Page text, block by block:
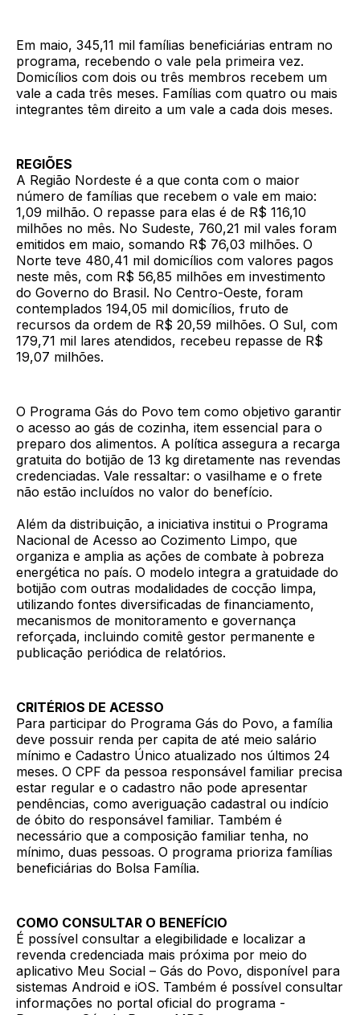
Em maio, 345,11 mil famílias beneficiárias entram no
programa, recebendo o vale pela primeira vez.
Domicílios com dois ou três membros recebem um
vale a cada três meses. Famílias com quatro ou mais
integrantes têm direito a um vale a cada dois meses.
REGIÕES
A Região Nordeste é a que conta com o maior
número de famílias que recebem o vale em maio:
1,09 milhão. O repasse para elas é de R$ 116,10
milhões no mês. No Sudeste, 760,21 mil vales foram
emitidos em maio, somando R$ 76,03 milhões. O
Norte teve 480,41 mil domicílios com valores pagos
neste mês, com R$ 56,85 milhões em investimento
do Governo do Brasil. No Centro-Oeste, foram
contemplados 194,05 mil domicílios, fruto de
recursos da ordem de R$ 20,59 milhões. O Sul, com
179,71 mil lares atendidos, recebeu repasse de R$
19,07 milhões.
O Programa Gás do Povo tem como objetivo garantir
o acesso ao gás de cozinha, item essencial para o
preparo dos alimentos. A política assegura a recarga
gratuita do botijão de 13 kg diretamente nas revendas
credenciadas. Vale ressaltar: o vasilhame e o frete
não estão incluídos no valor do benefício.
Além da distribuição, a iniciativa institui o Programa
Nacional de Acesso ao Cozimento Limpo, que
organiza e amplia as ações de combate à pobreza
energética no país. O modelo integra a gratuidade do
botijão com outras modalidades de cocção limpa,
utilizando fontes diversificadas de financiamento,
mecanismos de monitoramento e governança
reforçada, incluindo comitê gestor permanente e
publicação periódica de relatórios.
CRITÉRIOS DE ACESSO
Para participar do Programa Gás do Povo, a família
deve possuir renda per capita de até meio salário
mínimo e Cadastro Único atualizado nos últimos 24
meses. O CPF da pessoa responsável familiar precisa
estar regular e o cadastro não pode apresentar
pendências, como averiguação cadastral ou indício
de óbito do responsável familiar. Também é
necessário que a composição familiar tenha, no
mínimo, duas pessoas. O programa prioriza famílias
beneficiárias do Bolsa Família.
COMO CONSULTAR O BENEFÍCIO
É possível consultar a elegibilidade e localizar a
revenda credenciada mais próxima por meio do
aplicativo Meu Social – Gás do Povo, disponível para
sistemas Android e iOS. Também é possível consultar
informações no portal oficial do programa -